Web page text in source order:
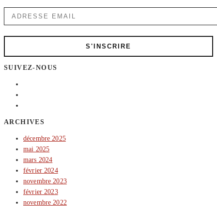
SUIVEZ-NOUS
ARCHIVES
décembre 2025
mai 2025
mars 2024
février 2024
novembre 2023
février 2023
novembre 2022